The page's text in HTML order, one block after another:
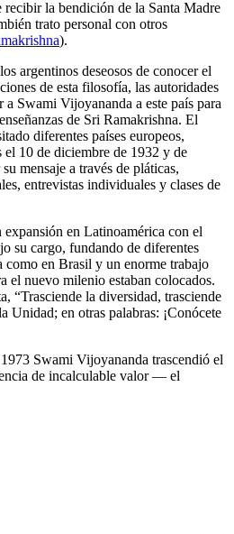
la bendición de la Santa Madre
trato personal con otros
).
argentinos deseosos de conocer el
de esta filosofía, las autoridades
Swami Vijoyananda a este país para
de Sri Ramakrishna. El
diferentes países europeos,
el 10 de diciembre de 1932 y de
mensaje a través de pláticas,
entrevistas individuales y clases de
en Latinoamérica con el
su cargo, fundando de diferentes
como en Brasil y un enorme trabajo
nuevo milenio estaban colocados.
“Trasciende la diversidad, trasciende
Unidad; en otras palabras: ¡Conócete
Swami Vijoyananda trascendió el
de incalculable valor ― el